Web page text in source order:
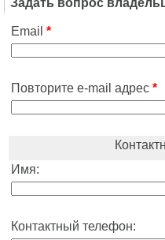
Задать вопрос
Email *
Повторите e-mail адрес *
Имя:
Контактный телефон: